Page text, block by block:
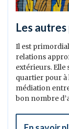
Les
Il est
relations
extérieurs. Elle
quartier pour à
médiation
bon nombre